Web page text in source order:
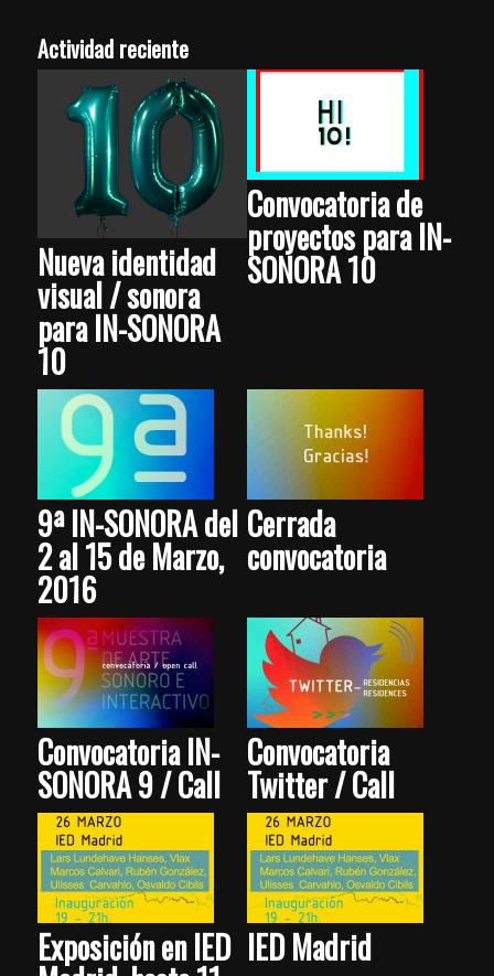
Actividad reciente
Nueva identidad
visual / sonora
para IN-SONORA
10
Convocatoria de
proyectos para IN-
SONORA 10
9ª IN-SONORA del
2 al 15 de Marzo,
2016
Cerrada
convocatoria
Convocatoria IN-
SONORA 9 / Call
Convocatoria
Twitter / Call
Exposición en IED IED Madrid